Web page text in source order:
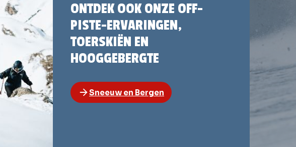
ONTDEK OOK ONZE OFF-
PISTE-ERVARINGEN,
TOERSKIËN EN
HOOGGEBERGTE
Sneeuw en Bergen